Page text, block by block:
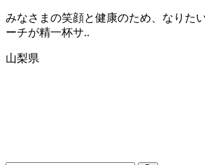
みなさまの笑顔と健康のため、なりた
ーチが精一杯サ..
山梨県